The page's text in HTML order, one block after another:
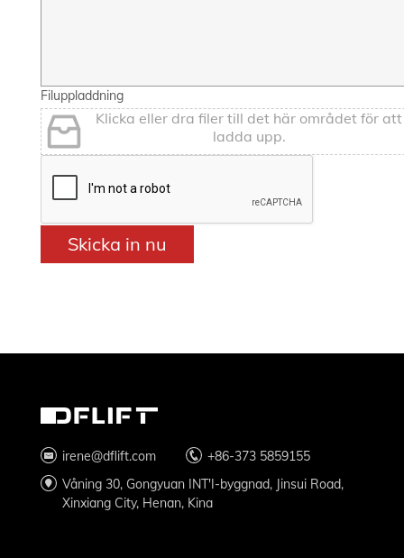
Filuppladdning
Klicka eller dra filer till det här området för att
ladda upp.
Skicka in nu
irene@dflift.com
+86-373 5859155
Våning 30, Gongyuan INT'I-byggnad, Jinsui Road,
Xinxiang City, Henan, Kina